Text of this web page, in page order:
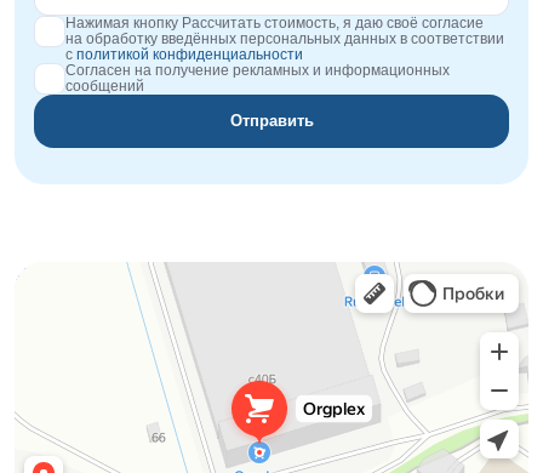
Нажимая кнопку Рассчитать стоимость, я даю своё согласие
на обработку введённых персональных данных в соответствии
с политикой конфиденциальности
Согласен на получение рекламных и информационных
сообщений
Отправить
Orgplex
Оргстекло, поликарбонат в Лыткарине
Торговое оборудование в Лыткарине